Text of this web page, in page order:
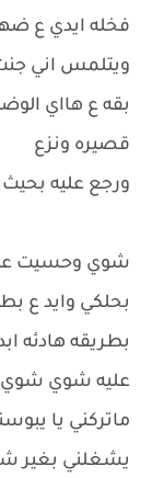
فخله ايدي ع
ويتلمس اني
بقه ع هااي
قصيره ونزع
ورجع عليه
شوي وحسيت
بحلكي وايد ع
بطريقه هادئه
عليه شوي شوي
ماتركني يا
يشغلني بغير